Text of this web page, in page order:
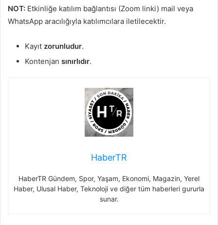
NOT: Etkinliğe katılım bağlantısı (Zoom linki) mail veya
WhatsApp aracılığıyla katılımcılara iletilecektir.
Kayıt zorunludur.
Kontenjan sınırlıdır.
HaberTR
HaberTR Gündem, Spor, Yaşam, Ekonomi, Magazin, Yerel
Haber, Ulusal Haber, Teknoloji ve diğer tüm haberleri gururla
sunar.